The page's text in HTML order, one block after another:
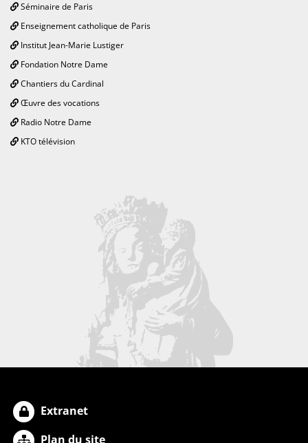
Séminaire de Paris
Enseignement catholique de Paris
Institut Jean-Marie Lustiger
Fondation Notre Dame
Chantiers du Cardinal
Œuvre des vocations
Radio Notre Dame
KTO télévision
Extranet
Plan du site